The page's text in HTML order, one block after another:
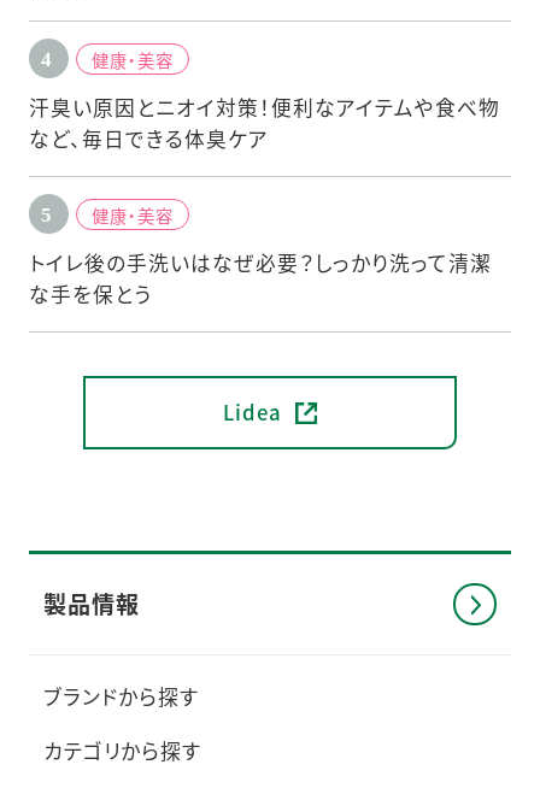
健康・美容
汗臭い原因とニオイ対策！便利なアイテムや食べ物
など、毎日できる体臭ケア
健康・美容
トイレ後の手洗いはなぜ必要？しっかり洗って清潔
な手を保とう
Lidea
製品情報
ブランドから探す
カテゴリから探す